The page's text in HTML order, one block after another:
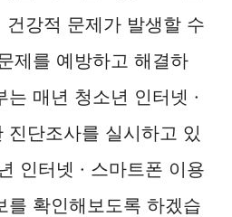
강적 문제가 발생할 수
제를 예방하고 해결하
매년 청소년 인터넷 ·
진단조사를 실시하고 있
인터넷 · 스마트폰 이용
를 확인해보도록 하겠습